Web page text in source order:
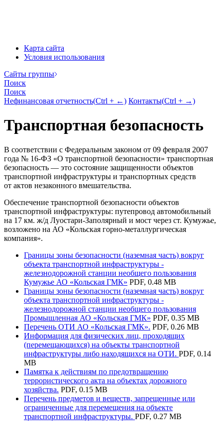
Карта сайта
Условия использования
Cайты группы
Поиск
Поиск
Нефинансовая отчетность(Ctrl + ←) Контакты(Ctrl + →)
Транспортная безопасность
В соответствии с Федеральным законом от 09 февраля 2007
года № 16-ФЗ «О транспортной безопасности» транспортная
безопасность — это состояние защищенности объектов
транспортной инфраструктуры и транспортных средств
от актов незаконного вмешательства.
Обеспечение транспортной безопасности объектов
транспортной инфраструктуры: путепровод автомобильный
на 17 км. ж/д Луостари-Заполярный и мост через ст. Кумужье,
возложено на АО «Кольская горно-металлургическая
компания».
Границы зоны безопасности (наземная часть) вокруг
объекта транспортной инфраструктуры -
железнодорожной станции необщего пользования
Кумужье АО «Кольская ГМК» PDF, 0.48 MB
Границы зоны безопасности (наземная часть) вокруг
объекта транспортной инфраструктуры -
железнодорожной станции необщего пользования
Промышленная АО «Кольская ГМК» PDF, 0.35 MB
Перечень ОТИ АО «Кольская ГМК». PDF, 0.26 MB
Информация для физических лиц, проходящих
(перемещающихся) на объекты транспортной
инфраструктуры либо находящихся на ОТИ. PDF, 0.14
MB
Памятка к действиям по предотвращению
террористического акта на объектах дорожного
хозяйства. PDF, 0.15 MB
Перечень предметов и веществ, запрещенные или
ограниченные для перемещения на объекте
транспортной инфраструктуры. PDF, 0.27 MB